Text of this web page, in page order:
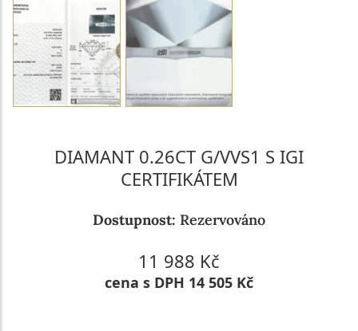
DIAMANT 0.26CT G/VVS1 S IGI
CERTIFIKÁTEM
Dostupnost: Rezervováno
11 988 Kč
cena s DPH 14 505 Kč